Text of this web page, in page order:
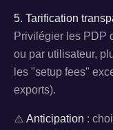
5. Tarification
Privilégier les PDP
ou par utilisateur,
les "setup fees"
exports).
⚠️ Anticipation :